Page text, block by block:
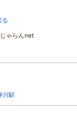
ゃらんnet
川駅